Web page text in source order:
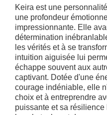
Keira est une
une profondeur
impressionnante. Elle
détermination
les vérités et à se
intuition aiguisée lui
échappe souvent aux
captivant. Dotée d'une
courage indéniable, elle
choix et à entreprendre
puissante et sa